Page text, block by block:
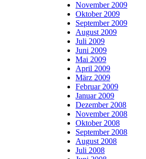
November 2009
Oktober 2009
September 2009
August 2009
Juli 2009
Juni 2009
Mai 2009
April 2009
März 2009
Februar 2009
Januar 2009
Dezember 2008
November 2008
Oktober 2008
September 2008
August 2008
Juli 2008